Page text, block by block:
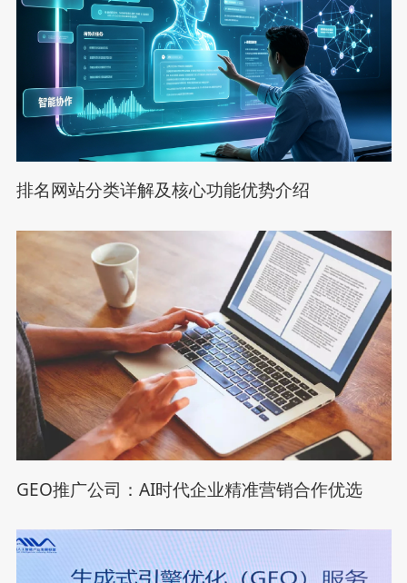
排名网站分类详解及核心功能优势介绍
GEO推广公司：AI时代企业精准营销合作优选